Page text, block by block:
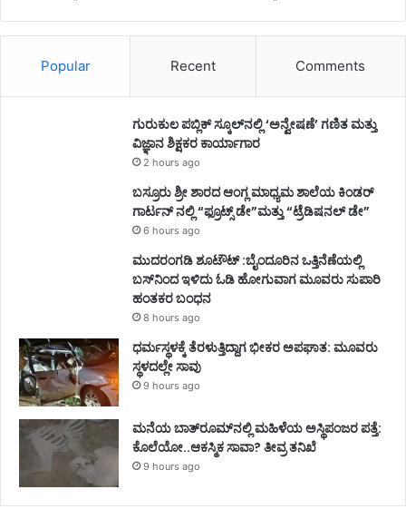
Popular Recent Comments
ಗುರುಕುಲ ಪಬ್ಲಿಕ್ ಸ್ಕೂಲ್‌ನಲ್ಲಿ ‘ಅನ್ವೇಷಣೆ’ ಗಣಿತ ಮತ್ತು
ವಿಜ್ಞಾನ ಶಿಕ್ಷಕರ ಕಾರ್ಯಾಗಾರ
2 hours ago
ಬಸ್ರೂರು ಶ್ರೀ ಶಾರದ ಆಂಗ್ಲ ಮಾಧ್ಯಮ ಶಾಲೆಯ ಕಿಂಡರ್
ಗಾರ್ಟನ್ ನಲ್ಲಿ “ಫ್ರೂಟ್ಸ್ ಡೇ”ಮತ್ತು “ಟ್ರೆಡಿಷನಲ್ ಡೇ”
6 hours ago
ಮುದರಂಗಡಿ ಶೂಟೌಟ್ :ಬೈಂದೂರಿನ ಒತ್ತಿನೆಣೆಯಲ್ಲಿ
ಬಸ್‌ನಿಂದ ಇಳಿದು ಓಡಿ ಹೋಗುವಾಗ ಮೂವರು ಸುಪಾರಿ
ಹಂತಕರ ಬಂಧನ
8 hours ago
ಧರ್ಮಸ್ಥಳಕ್ಕೆ ತೆರಳುತ್ತಿದ್ದಾಗ ಭೀಕರ ಅಪಘಾತ: ಮೂವರು
ಸ್ಥಳದಲ್ಲೇ ಸಾವು
9 hours ago
ಮನೆಯ ಬಾತ್‌ರೂಮ್‌ನಲ್ಲಿ ಮಹಿಳೆಯ ಅಸ್ಥಿಪಂಜರ ಪತ್ತೆ:
ಕೊಲೆಯೋ..ಆಕಸ್ಮಿಕ ಸಾವಾ? ತೀವ್ರ ತನಿಖೆ
9 hours ago